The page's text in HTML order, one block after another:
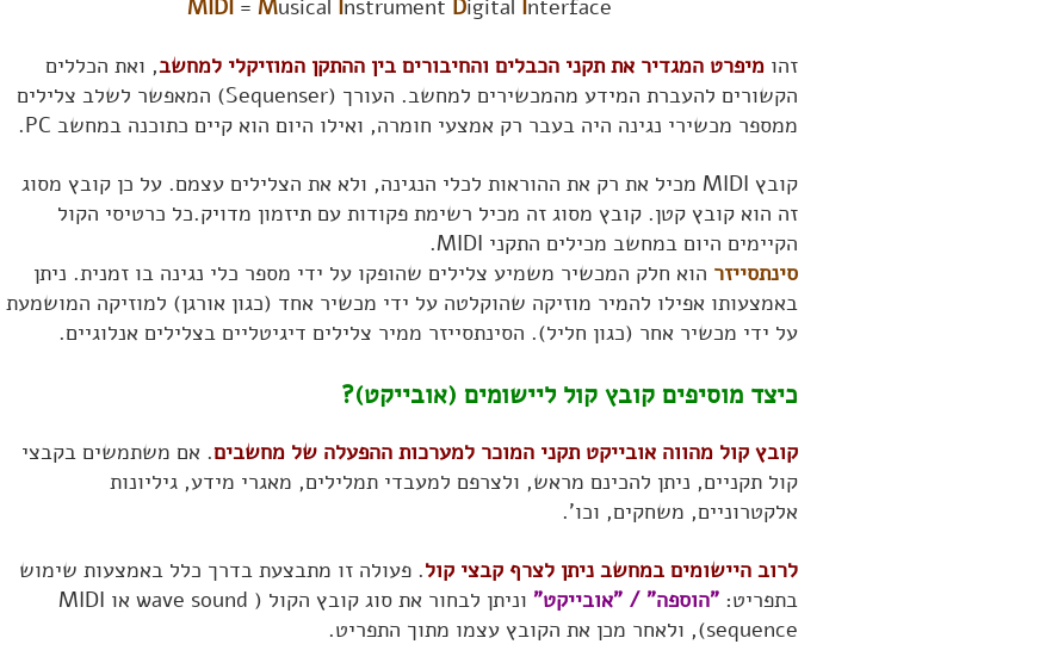
MIDI= Musical Instrument Digital Interface
זהו מיפרט המגדיר את תקני הכבלים והחיבורים בין ההתקן המוזיקלי למחשב, ואת הכללים
הקשורים להעברת המידע מהמכשירים למחשב. העורך (Sequenser) המאפשר לשלב צלילים
ממספר מכשירי נגינה היה בעבר רק אמצעי חומרה, ואילו היום הוא קיים כתוכנה במחשב PC.
קובץ MIDI מכיל את רק את ההוראות לכלי הנגינה, ולא את הצלילים עצמם. על כן קובץ מסוג
זה הוא קובץ קטן. קובץ מסוג זה מכיל רשימת פקודות עם תיזמון מדויק.כל כרטיסי הקול
הקיימים היום במחשב מכילים התקני MIDI.
סינתסייזר הוא חלק המכשיר משמיע צלילים שהופקו על ידי מספר כלי נגינה בו זמנית. ניתן
באמצעותו אפילו להמיר מוזיקה שהוקלטה על ידי מכשיר אחד (כגון אורגן) למוזיקה המושמעת
על ידי מכשיר אחר (כגון חליל). הסינתסייזר ממיר צלילים דיגיטליים בצלילים אנלוגיים.
כיצד מוסיפים קובץ קול ליישומים (אובייקט)?
קובץ קול מהווה אובייקט תקני המוכר למערכות ההפעלה של מחשבים. אם משתמשים בקבצי
קול תקניים, ניתן להכינם מראש, ולצרפם למעבדי תמלילים, מאגרי מידע, גיליונות
אלקטרוניים, משחקים, וכו'.
לרוב היישומים במחשב ניתן לצרף קבצי קול. פעולה זו מתבצעת בדרך כלל באמצעות שימוש
בתפריט: "הוספה" / "אובייקט"
וניתן לבחור את סוג קובץ הקול ( wave sound או MIDI
sequence), ולאחר מכן את הקובץ עצמו מתוך התפריט.